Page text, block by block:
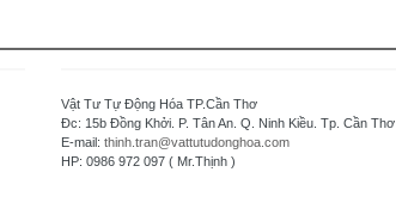
Vật Tư Tự Động Hóa TP.Cần Thơ
Đc: 15b Đồng Khởi. P. Tân An. Q. Ninh Kiều. Tp. Cần Thơ
E-mail: thinh.tran@vattutudonghoa.com
HP: 0986 972 097 ( Mr.Thịnh )